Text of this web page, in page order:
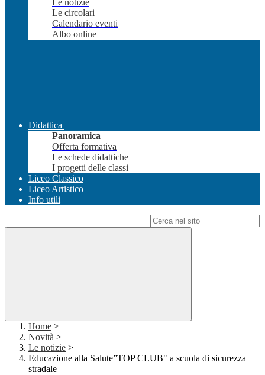
Le notizie
Le circolari
Calendario eventi
Albo online
Didattica
Panoramica
Offerta formativa
Le schede didattiche
I progetti delle classi
Liceo Classico
Liceo Artistico
Info utili
Home >
Novità >
Le notizie >
Educazione alla Salute”TOP CLUB" a scuola di sicurezza
stradale